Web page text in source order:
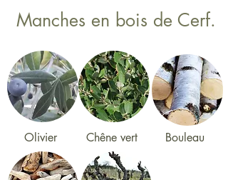
Manches en bois de Cerf.
Olivier Chêne vert Bouleau